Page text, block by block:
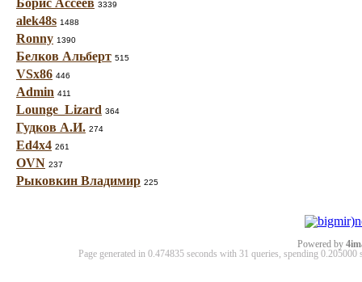
Борис Ассеев 3339
alek48s 1488
Ronny 1390
Белков Альберт 515
VSx86 446
Admin 411
Lounge_Lizard 364
Гудков А.И. 274
Ed4x4 261
OVN 237
Рыковкин Владимир 225
Powered by
Page generated in 0.474835 seconds with 31 queries, spending